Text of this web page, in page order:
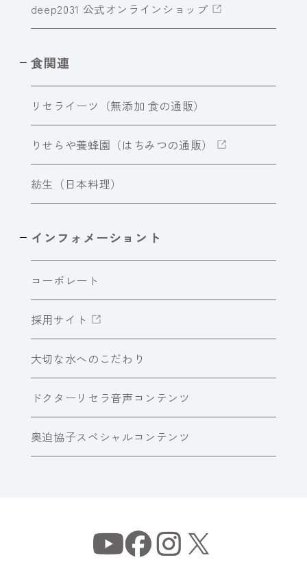
deep2031 公式オンラインショップ
食関連
リセライーツ（無添加 食の通販）
りせらや養蜂園（はちみつの通販）
紡生（日本料理）
インフォメーショント
コーポレート
採用サイト
大切な水へのこだわり
ドクターリセラ音声コンテンツ
奥迫協子スペシャルコンテンツ